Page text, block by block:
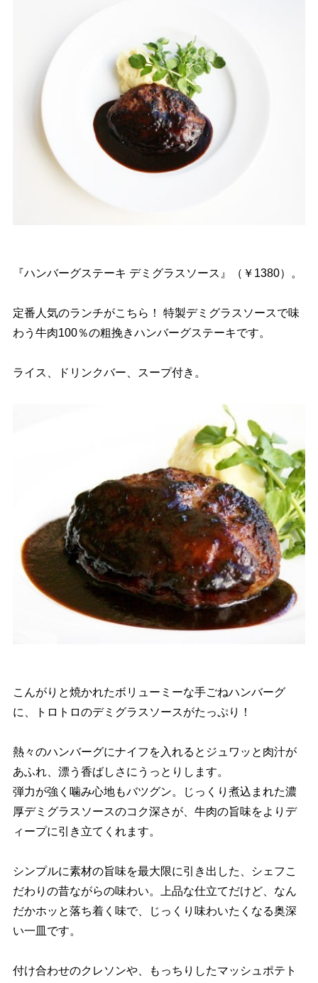
『ハンバーグステーキ デミグラスソース』（￥1380）。
定番人気のランチがこちら！ 特製デミグラスソースで味
わう牛肉100％の粗挽きハンバーグステーキです。
ライス、ドリンクバー、スープ付き。
こんがりと焼かれたボリューミーな手ごねハンバーグ
に、トロトロのデミグラスソースがたっぷり！
熱々のハンバーグにナイフを入れるとジュワッと肉汁が
あふれ、漂う香ばしさにうっとりします。
弾力が強く噛み心地もバツグン。じっくり煮込まれた濃
厚デミグラスソースのコク深さが、牛肉の旨味をよりデ
ィープに引き立てくれます。
シンプルに素材の旨味を最大限に引き出した、シェフこ
だわりの昔ながらの味わい。上品な仕立てだけど、なん
だかホッと落ち着く味で、じっくり味わいたくなる奥深
い一皿です。
付け合わせのクレソンや、もっちりしたマッシュポテト